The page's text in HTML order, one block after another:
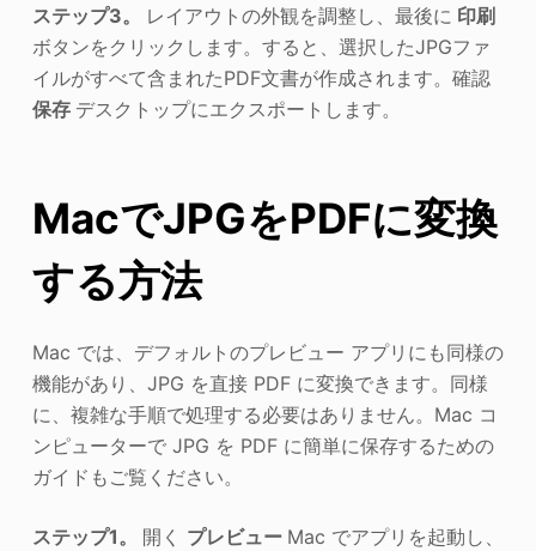
ステップ3。 レイアウトの外観を調整し、最後に 印刷
ボタンをクリックします。すると、選択したJPGファ
イルがすべて含まれたPDF文書が作成されます。確認
保存 デスクトップにエクスポートします。
MacでJPGをPDFに変換
する方法
Mac では、デフォルトのプレビュー アプリにも同様の
機能があり、JPG を直接 PDF に変換できます。同様
に、複雑な手順で処理する必要はありません。Mac コ
ンピューターで JPG を PDF に簡単に保存するための
ガイドもご覧ください。
ステップ1。 開く プレビュー Mac でアプリを起動し、